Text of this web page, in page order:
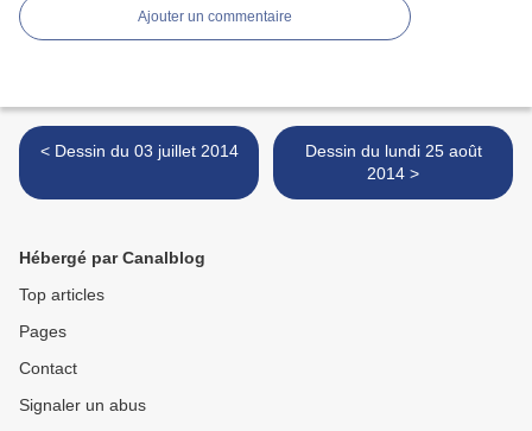
Ajouter un commentaire
< Dessin du 03 juillet 2014
Dessin du lundi 25 août
2014 >
Hébergé par Canalblog
Top articles
Pages
Contact
Signaler un abus